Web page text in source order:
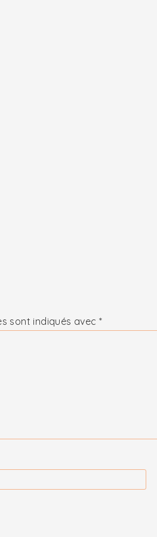
sont indiqués avec*